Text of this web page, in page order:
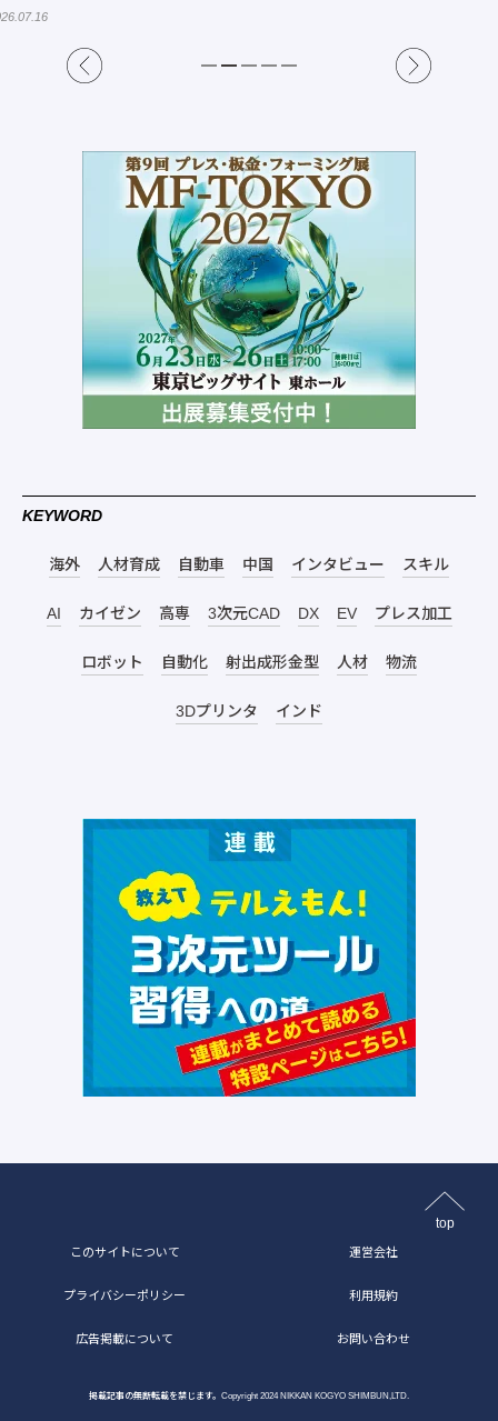
KEYWORD
海外 人材育成 自動車 中国 インタビュー スキル
AI カイゼン 高専 3次元CAD DX EV プレス加工
ロボット 自動化 射出成形金型 人材 物流
3Dプリンタ インド
top
このサイトについて 運営会社
プライバシーポリシー 利用規約
広告掲載について お問い合わせ
掲載記事の無断転載を禁じます。Copyright 2024 NIKKAN KOGYO SHIMBUN,LTD.